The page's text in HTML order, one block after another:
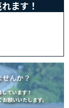
ます！
せんか？
しています！
願いいたします。